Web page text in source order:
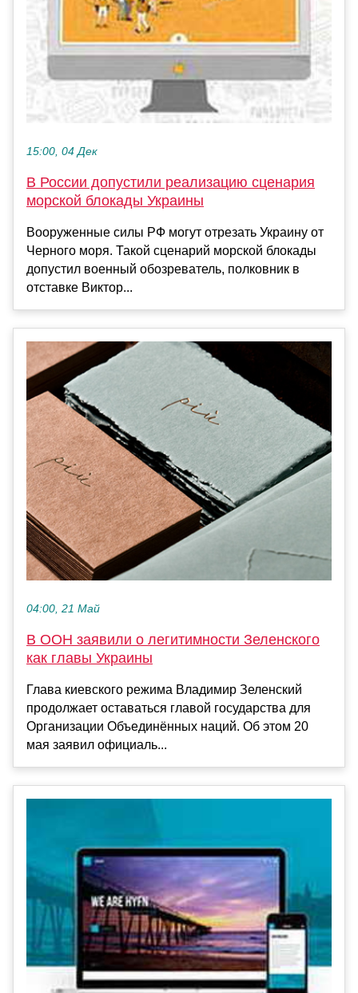
15:00, 04 Дек
В России допустили реализацию сценария
морской блокады Украины
Вооруженные силы РФ могут отрезать Украину от
Черного моря. Такой сценарий морской блокады
допустил военный обозреватель, полковник в
отставке Виктор...
04:00, 21 Май
В ООН заявили о легитимности Зеленского
как главы Украины
Глава киевского режима Владимир Зеленский
продолжает оставаться главой государства для
Организации Объединённых наций. Об этом 20
мая заявил официаль...